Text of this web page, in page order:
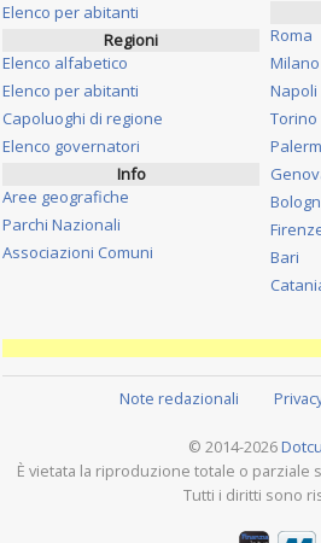
Elenco per abitanti
Regioni
Elenco alfabetico
Elenco per abitanti
Capoluoghi di regione
Elenco governatori
Info
Aree geografiche
Parchi Nazionali
Associazioni Comuni
Roma
Milano
Napoli
Torino
Bari
Note redazionali
© 2014-2026
È vietata la riproduzione totale o parziale
Tutti i diritti sono